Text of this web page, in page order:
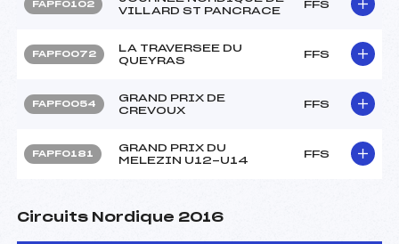
FAPF0102
VILLARD ST PANCRACE
FFS
FAPF0072
LA TRAVERSEE DU
QUEYRAS
FFS
FAPF0054
GRAND PRIX DE
CREVOUX
FFS
FAPF0181
GRAND PRIX DU
MELEZIN U12-U14
FFS
Circuits Nordique 2016